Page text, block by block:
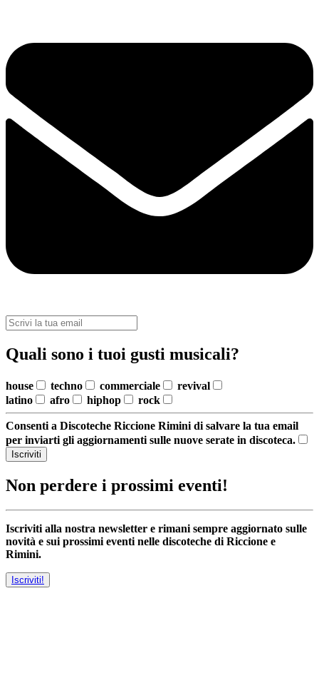
Quali sono i tuoi gusti musicali?
house techno commerciale
revival
latino
afro hiphop rock
Consenti a Discoteche Riccione Rimini di salvare la tua email
per inviarti gli aggiornamenti sulle nuove serate in discoteca.
Iscriviti
Non perdere i prossimi eventi!
Iscriviti alla nostra newsletter e rimani sempre aggiornato sulle
novità e sui prossimi eventi nelle discoteche di Riccione e
Rimini.
Iscriviti!